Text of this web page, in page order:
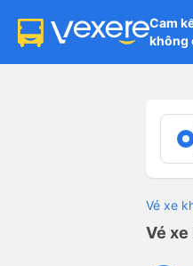
Cam
không
Vé xe
Vé xe